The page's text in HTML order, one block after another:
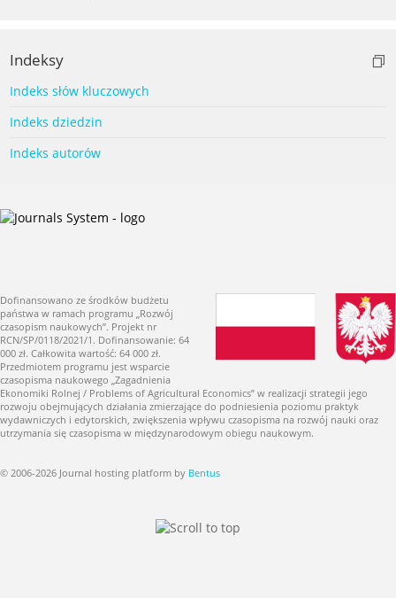
Indeksy
Indeks słów kluczowych
Indeks dziedzin
Indeks autorów
Dofinansowano ze środków budżetu
państwa w ramach programu „Rozwój
czasopism naukowych”. Projekt nr
RCN/SP/0118/2021/1. Dofinansowanie: 64
000 zł. Całkowita wartość: 64 000 zł.
Przedmiotem programu jest wsparcie
czasopisma naukowego „Zagadnienia
Ekonomiki Rolnej / Problems of Agricultural Economics” w realizacji strategii jego
rozwoju obejmujących działania zmierzające do podniesienia poziomu praktyk
wydawniczych i edytorskich, zwiększenia wpływu czasopisma na rozwój nauki oraz
utrzymania się czasopisma w międzynarodowym obiegu naukowym.
© 2006-2026 Journal hosting platform by Bentus